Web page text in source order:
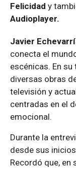
Felicidad y
Audioplayer.
Javier
conecta el
escénicas. En
diversas obras
televisión y
centradas en el
emocional.
Durante la
desde sus
Recordó que, en